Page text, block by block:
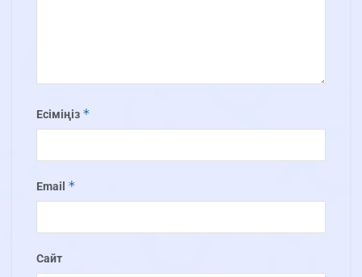
Есіміңіз *
Email *
Сайт